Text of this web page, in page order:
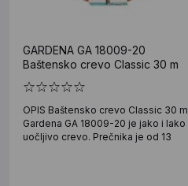
GARDENA GA 18009-20
Baštensko crevo Classic 30 m
OPIS Baštensko crevo Classic 30 m
Gardena GA 18009-20 je jako i lako
uočljivo crevo. Prečnika je od 13